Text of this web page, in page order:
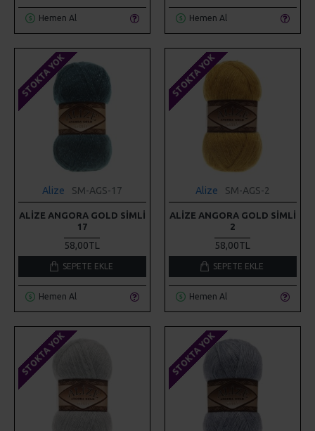
Hemen Al Hemen Al
STOKTA YOK
Alize SM-AGS-17
ALIZE ANGORA GOLD SIMLI
17
58,00TL
SEPETE EKLE
Hemen Al
STOKTA YOK
Alize SM-AGS-2
ALIZE ANGORA GOLD SIMLI
2
58,00TL
SEPETE EKLE
Hemen Al
STOKTA YOK STOKTA YOK